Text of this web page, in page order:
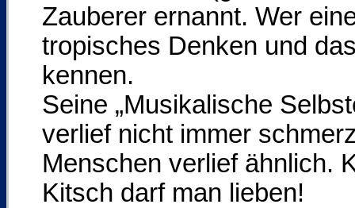
Zauberer ernannt. Wer
tropisches Denken und
kennen.
Seine „Musikalische
verlief nicht immer
Menschen verlief ähnlich.
Kitsch darf man lieben!